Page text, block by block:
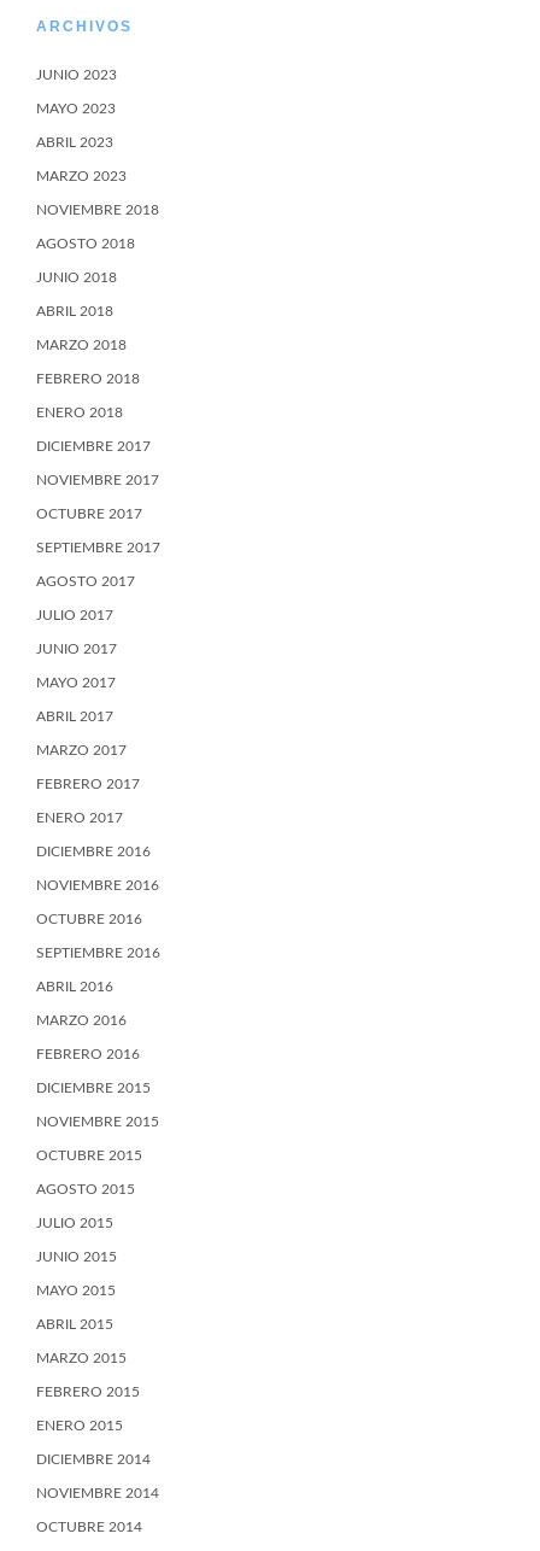
ARCHIVOS
JUNIO 2023
MAYO 2023
ABRIL 2023
MARZO 2023
NOVIEMBRE 2018
AGOSTO 2018
JUNIO 2018
ABRIL 2018
MARZO 2018
FEBRERO 2018
ENERO 2018
DICIEMBRE 2017
NOVIEMBRE 2017
OCTUBRE 2017
SEPTIEMBRE 2017
AGOSTO 2017
JULIO 2017
JUNIO 2017
MAYO 2017
ABRIL 2017
MARZO 2017
FEBRERO 2017
ENERO 2017
DICIEMBRE 2016
NOVIEMBRE 2016
OCTUBRE 2016
SEPTIEMBRE 2016
ABRIL 2016
MARZO 2016
FEBRERO 2016
DICIEMBRE 2015
NOVIEMBRE 2015
OCTUBRE 2015
AGOSTO 2015
JULIO 2015
JUNIO 2015
MAYO 2015
ABRIL 2015
MARZO 2015
FEBRERO 2015
ENERO 2015
DICIEMBRE 2014
NOVIEMBRE 2014
OCTUBRE 2014